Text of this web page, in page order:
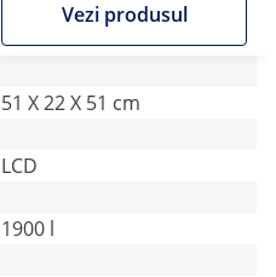
Vezi produsul
51 X 22 X 51 cm
LCD
1900 l